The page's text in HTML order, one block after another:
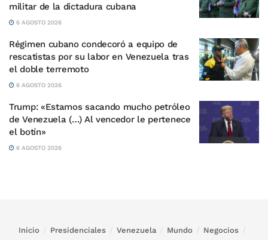
militar de la dictadura cubana
6 AGOSTO 2026
Régimen cubano condecoró a equipo de
rescatistas por su labor en Venezuela tras
el doble terremoto
6 AGOSTO 2026
Trump: «Estamos sacando mucho petróleo
de Venezuela (…) Al vencedor le pertenece
el botín»
6 AGOSTO 2026
Inicio Presidenciales Venezuela Mundo
Negocios